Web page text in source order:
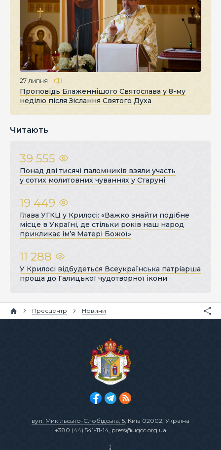
27 липня
Проповідь Блаженнішого Святослава у 8-му
неділю після Зіслання Святого Духа
Читають
39 555
Понад дві тисячі паломників взяли участь
у сотих молитовних чуваннях у Старуні
19 449
Глава УГКЦ у Крилосі: «Важко знайти подібне
місце в Україні, де стільки років наш народ
прикликає ім’я Матері Божої»
11 288
У Крилосі відбудеться Всеукраїнська патріарша
проща до Галицької чудотворної ікони
Пресцентр Новини
вул. Микільсько-Слобідська, 5, Київ 02002, Україна
+380 (44) 541-11-14, press@ugcc.org.ua